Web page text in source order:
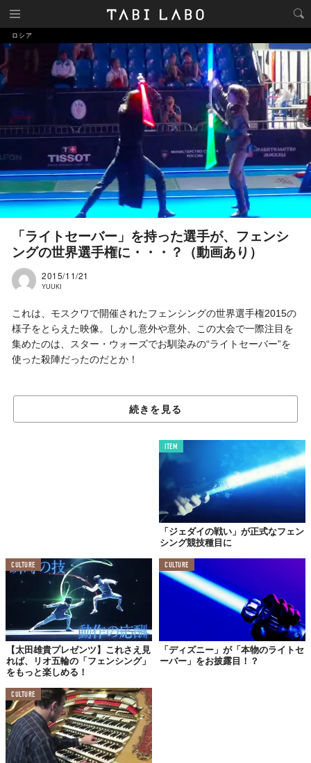
ロシア
「ライトセーバー」を持った選手が、フェンシ
ングの世界選手権に・・・？（動画あり）
2015/11/21
YUUKI
これは、モスクワで開催されたフェンシングの世界選手権2015の
様子をとらえた映像。しかし意外や意外、この大会で一際注目を
集めたのは、スター・ウォーズでお馴染みの“ライトセーバー”を
使った殺陣だったのだとか！
まるで本物！
ライトセーバーを使った闘い
最新作の公開を控え、世界中で盛り上がりを見せるスター・ウォ
ーズ。そんな中、大会に登場したのはライトセーバーを持つふた
りの男性。
続きを見る
ITEM
「ジェダイの戦い」が正式なフェン
シング競技種目に
CULTURE
【太田雄貴プレゼンツ】これさえ見
れば、リオ五輪の「フェンシング」
をもっと楽しめる！
CULTURE
「ディズニー」が「本物のライトセ
ーバー」をお披露目！？
CULTURE